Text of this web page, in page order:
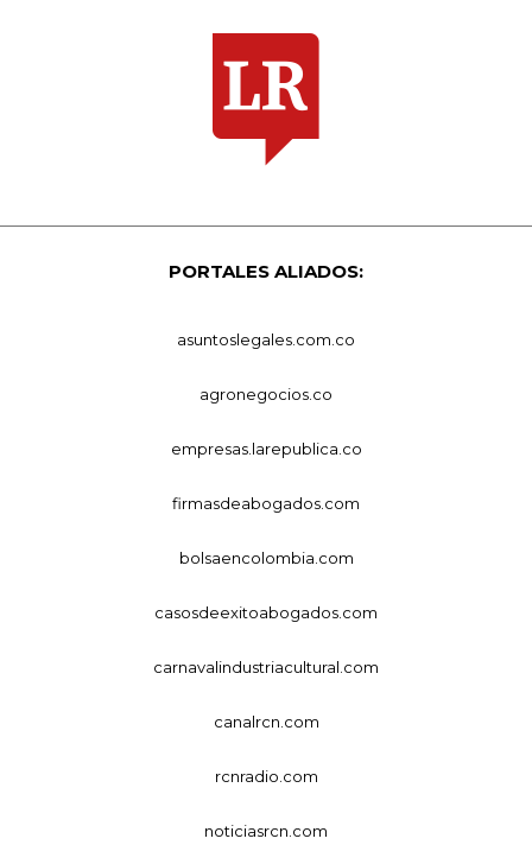
PORTALES ALIADOS:
asuntoslegales.com.co
agronegocios.co
empresas.larepublica.co
firmasdeabogados.com
bolsaencolombia.com
casosdeexitoabogados.com
carnavalindustriacultural.com
canalrcn.com
rcnradio.com
noticiasrcn.com